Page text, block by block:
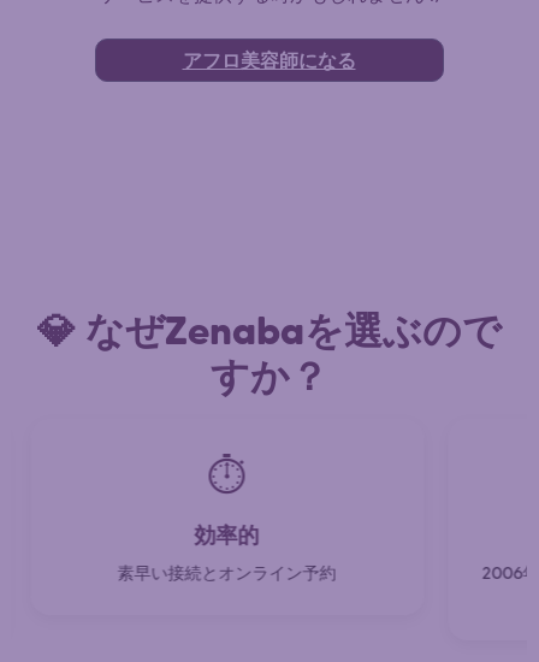
アフロ美容師になる
💎 なぜZenabaを選ぶので
すか？
⏱️
効率的
素早い接続とオンライン予約 2006